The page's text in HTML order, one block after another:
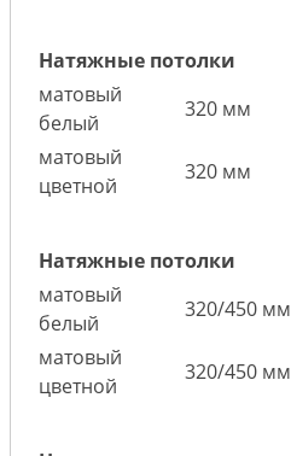
Натяжные потолки
матовый
белый
320 мм
матовый
цветной
320 мм
Натяжные потолки
матовый
белый
320/450 мм
матовый
цветной
320/450 мм